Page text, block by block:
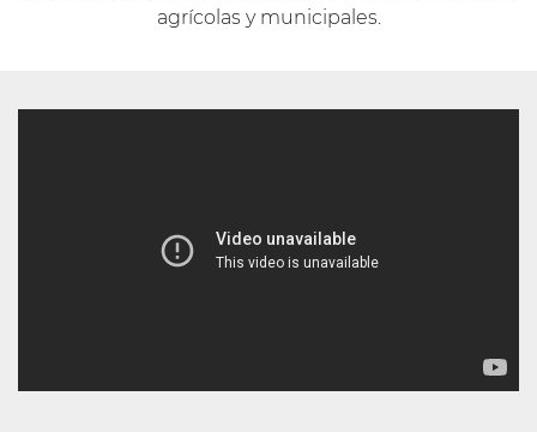
agrícolas y municipales.